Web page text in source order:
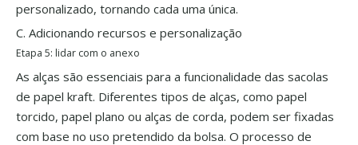
personalizado, tornando cada uma única.
C. Adicionando recursos e personalização
Etapa 5: lidar com o anexo
As alças são essenciais para a funcionalidade das sacolas
de papel kraft. Diferentes tipos de alças, como papel
torcido, papel plano ou alças de corda, podem ser fixadas
com base no uso pretendido da bolsa. O processo de